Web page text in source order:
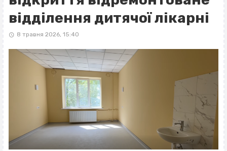
відділення дитячої лікарні
8 травня 2026, 15:40